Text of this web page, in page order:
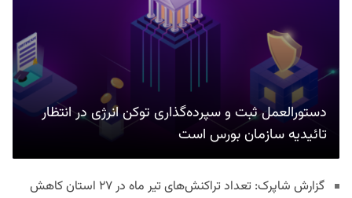
دستورالعمل ثبت و سپرده‌گذاری توکن انرژی در انتظار
تائیدیه سازمان بورس است
گزارش شاپرک: تعداد تراکنش‌های تیر ماه در ۲۷ استان‌ کاهش